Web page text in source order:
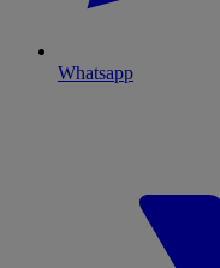
Whatsapp